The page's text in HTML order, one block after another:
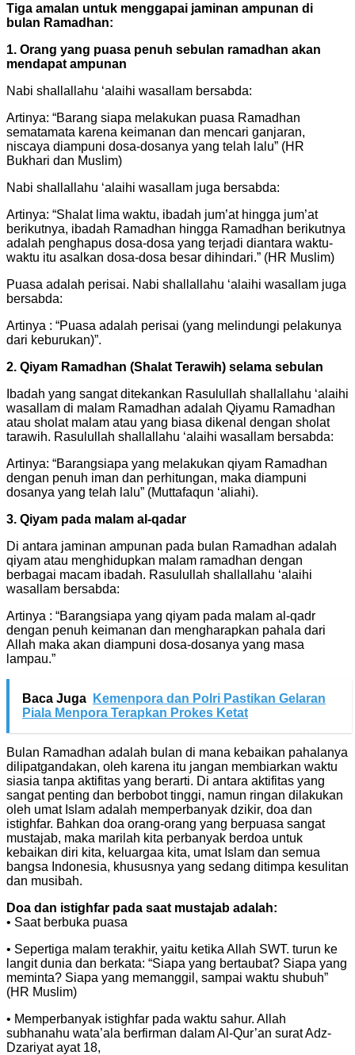
Tiga amalan untuk menggapai jaminan ampunan di
bulan Ramadhan:
1. Orang yang puasa penuh sebulan ramadhan akan
mendapat ampunan
Nabi shallallahu ‘alaihi wasallam bersabda:
Artinya: “Barang siapa melakukan puasa Ramadhan
sematamata karena keimanan dan mencari ganjaran,
niscaya diampuni dosa-dosanya yang telah lalu” (HR
Bukhari dan Muslim)
Nabi shallallahu ‘alaihi wasallam juga bersabda:
Artinya: “Shalat lima waktu, ibadah jum’at hingga jum’at
berikutnya, ibadah Ramadhan hingga Ramadhan berikutnya
adalah penghapus dosa-dosa yang terjadi diantara waktu-
waktu itu asalkan dosa-dosa besar dihindari.” (HR Muslim)
Puasa adalah perisai. Nabi shallallahu ‘alaihi wasallam juga
bersabda:
Artinya : “Puasa adalah perisai (yang melindungi pelakunya
dari keburukan)”.
2. Qiyam Ramadhan (Shalat Terawih) selama sebulan
Ibadah yang sangat ditekankan Rasulullah shallallahu ‘alaihi
wasallam di malam Ramadhan adalah Qiyamu Ramadhan
atau sholat malam atau yang biasa dikenal dengan sholat
tarawih. Rasulullah shallallahu ‘alaihi wasallam bersabda:
Artinya: “Barangsiapa yang melakukan qiyam Ramadhan
dengan penuh iman dan perhitungan, maka diampuni
dosanya yang telah lalu” (Muttafaqun ‘aliahi).
3. Qiyam pada malam al-qadar
Di antara jaminan ampunan pada bulan Ramadhan adalah
qiyam atau menghidupkan malam ramadhan dengan
berbagai macam ibadah. Rasulullah shallallahu ‘alaihi
wasallam bersabda:
Artinya : “Barangsiapa yang qiyam pada malam al-qadr
dengan penuh keimanan dan mengharapkan pahala dari
Allah maka akan diampuni dosa-dosanya yang masa
lampau.”
Baca Juga
Kemenpora dan Polri Pastikan Gelaran
Piala Menpora Terapkan Prokes Ketat
Bulan Ramadhan adalah bulan di mana kebaikan pahalanya
dilipatgandakan, oleh karena itu jangan membiarkan waktu
siasia tanpa aktifitas yang berarti. Di antara aktifitas yang
sangat penting dan berbobot tinggi, namun ringan dilakukan
oleh umat Islam adalah memperbanyak dzikir, doa dan
istighfar. Bahkan doa orang-orang yang berpuasa sangat
mustajab, maka marilah kita perbanyak berdoa untuk
kebaikan diri kita, keluargaa kita, umat Islam dan semua
bangsa Indonesia, khususnya yang sedang ditimpa kesulitan
dan musibah.
Doa dan istighfar pada saat mustajab adalah:
• Saat berbuka puasa
• Sepertiga malam terakhir, yaitu ketika Allah SWT. turun ke
langit dunia dan berkata: “Siapa yang bertaubat? Siapa yang
meminta? Siapa yang memanggil, sampai waktu shubuh”
(HR Muslim)
• Memperbanyak istighfar pada waktu sahur. Allah
subhanahu wata’ala berfirman dalam Al-Qur’an surat Adz-
Dzariyat ayat 18,